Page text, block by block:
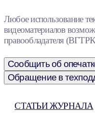
Любое использование
видеоматериалов
правообладателя
Сообщить об
Обращение в
СТАТЬИ ЖУРНАЛА